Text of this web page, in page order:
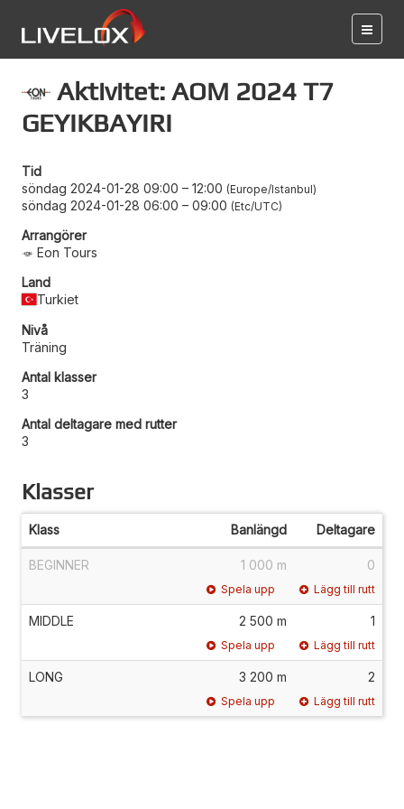
Aktivitet: AOM 2024 T7
GEYIKBAYIRI
Tid
söndag 2024-01-28 09:00 – 12:00 Europe/Istanbul
söndag 2024-01-28 06:00 – 09:00 Etc/UTC
Arrangörer
Eon Tours
Land
Turkiet
Nivå
Träning
Antal klasser
3
Antal deltagare med rutter
3
Klasser
Klass Banlängd Deltagare
BEGINNER 1 000 m 0
Spela upp Lägg till rutt
MIDDLE 2 500 m 1
Spela upp Lägg till rutt
LONG 3 200 m 2
Spela upp Lägg till rutt